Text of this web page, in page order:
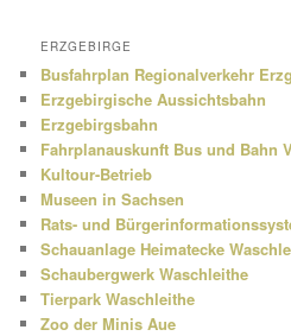
ERZGEBIRGE
Busfahrplan Regionalverkehr
Erzgebirgische Aussichtsbahn
Erzgebirgsbahn
Fahrplanauskunft Bus und Bahn
Kultour-Betrieb
Museen in Sachsen
Rats- und
Schauanlage Heimatecke
Schaubergwerk Waschleithe
Tierpark Waschleithe
Zoo der Minis Aue